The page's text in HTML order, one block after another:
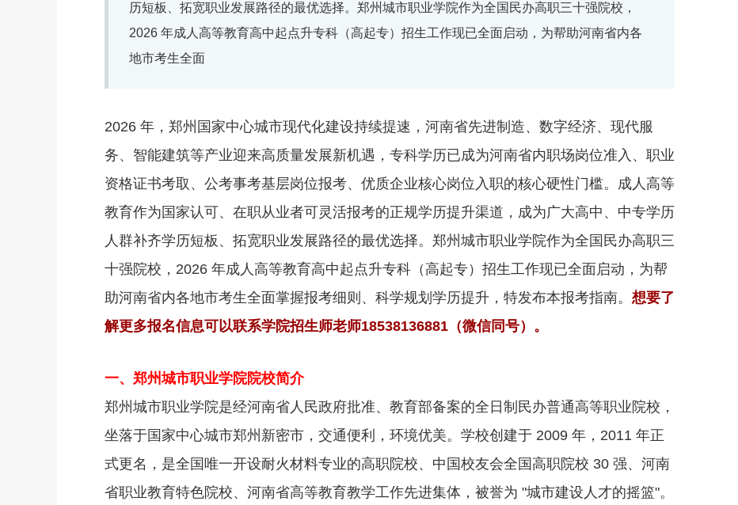
历短板、拓宽职业发展路径的最优选择。郑州城市职业学院作为全国民办高职三十强院校，
2026 年成人高等教育高中起点升专科（高起专）招生工作现已全面启动，为帮助河南省内各
地市考生全面
2026 年，郑州国家中心城市现代化建设持续提速，河南省先进制造、数字经济、现代服
务、智能建筑等产业迎来高质量发展新机遇，专科学历已成为河南省内职场岗位准入、职业
资格证书考取、公考事考基层岗位报考、优质企业核心岗位入职的核心硬性门槛。成人高等
教育作为国家认可、在职从业者可灵活报考的正规学历提升渠道，成为广大高中、中专学历
人群补齐学历短板、拓宽职业发展路径的最优选择。郑州城市职业学院作为全国民办高职三
十强院校，2026 年成人高等教育高中起点升专科（高起专）招生工作现已全面启动，为帮
助河南省内各地市考生全面掌握报考细则、科学规划学历提升，特发布本报考指南。 想要了
解更多报名信息可以联系学院招生师老师18538136881（微信同号）。
一、郑州城市职业学院院校简介
郑州城市职业学院是经河南省人民政府批准、教育部备案的全日制民办普通高等职业院校，
坐落于国家中心城市郑州新密市，交通便利，环境优美。学校创建于 2009 年，2011 年正
式更名，是全国唯一开设耐火材料专业的高职院校、中国校友会全国高职院校 30 强、河南
省职业教育特色院校、河南省高等教育教学工作先进集体，被誉为 "城市建设人才的摇篮"。